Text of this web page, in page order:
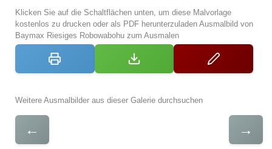
Klicken Sie auf die Schaltflächen unten, um diese Malvorlage
kostenlos zu drucken oder als PDF herunterzuladen Ausmalbild von
Baymax Riesiges Robowabohu zum Ausmalen
Weitere Ausmalbilder aus dieser Galerie durchsuchen
← →